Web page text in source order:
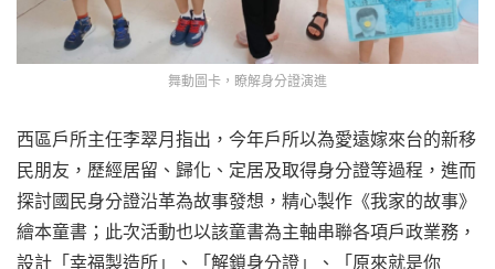
舞動圖卡，瞭解身分證演進
西區戶所主任李翠月指出，今年戶所以為愛遠嫁來台的新移
民朋友，歷經居留、歸化、定居及取得身分證等過程，進而
探討國民身分證沿革為故事發想，精心製作《我家的故事》
繪本童書；此次活動也以該童書為主軸串聯各項戶政業務，
設計「幸福製造所」、「解鎖身分證」、「原來就是你